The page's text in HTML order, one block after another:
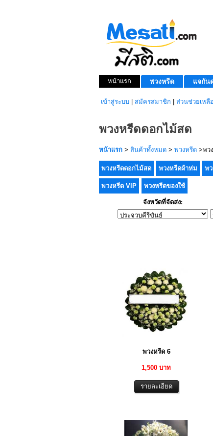
หน้าแรก พวงหรีด แจกัน
เข้าสู่ระบบ สมัครสมาชิก ส่วนช่วยเหลือ
พวงหรีดดอกไม้สด
หน้าแรก > สินค้าทั้งหมด > พวงหรีด >พว
พวงหรีดดอกไม้สด พวงหรีดผ้าห่ม พ
พวงหรีด VIP พวงหรีดของใช้
จังหวัดที่จัดส่ง:
พวงหรีด 6
1,500 บาท